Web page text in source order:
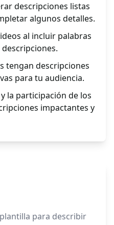
descripciones listas
algunos detalles.
al incluir palabras
tengan descripciones
para tu audiencia.
la participación de los
impactantes y
para describir